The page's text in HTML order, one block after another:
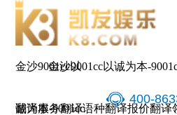
400-
金沙9001cc以
诚为本-9001cc
金沙9001cc以诚为本-
翻译服务翻译语种翻译报价翻译